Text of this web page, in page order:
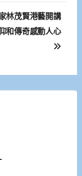
林茂賢港藝開講
和傳奇感動人心